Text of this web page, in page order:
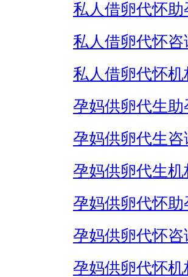
私人借卵代怀助
私人借卵代怀咨
私人借卵代怀机
孕妈供卵代生助
孕妈供卵代生咨
孕妈供卵代生机
孕妈供卵代怀助
孕妈供卵代怀咨
孕妈供卵代怀机